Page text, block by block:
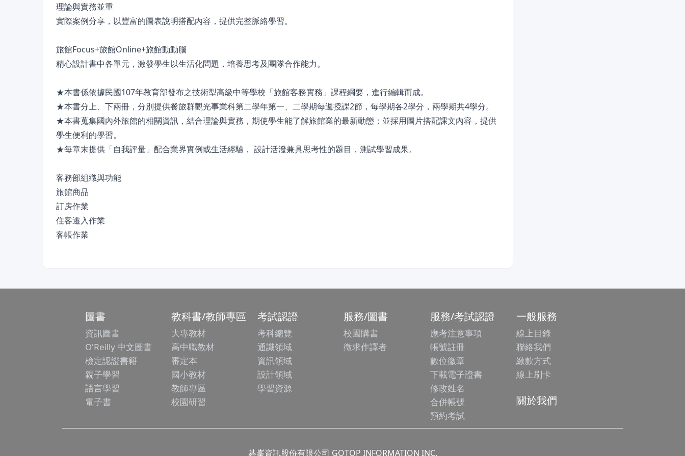
理論與實務並重
實際案例分享，以豐富的圖表說明搭配內容，提供完整脈絡學習。
旅館Focus+旅館Online+旅館動動腦
精心設計書中各單元，激發學生以生活化問題，培養思考及團隊合作能力。
★本書係依據民國107年教育部發布之技術型高級中等學校「旅館客務實務」課程綱要，進行編輯而成。
★本書分上、下兩冊，分別提供餐旅群觀光事業科第二學年第一、二學期每週授課2節，每學期各2學分，兩學期共4學分。
★本書蒐集國內外旅館的相關資訊，結合理論與實務，期使學生能了解旅館業的最新動態；並採用圖片搭配課文內容，提供
學生便利的學習。
★每章末提供「自我評量」配合業界實例或生活經驗， 設計活潑兼具思考性的題目，測試學習成果。
客務部組織與功能
旅館商品
訂房作業
住客遷入作業
客帳作業
圖書
資訊圖書
O'Reilly 中文圖書
檢定認證書籍
親子學習
語言學習
電子書
教科書/教師專區
大專教材
高中職教材
審定本
國小教材
教師專區
校園研習
考試認證
考科總覽
通識領域
資訊領域
設計領域
學習資源
服務/圖書
校園購書
徵求作譯者
服務/考試認證
應考注意事項
帳號註冊
數位徽章
下載電子證書
修改姓名
合併帳號
預約考試
一般服務
線上目錄
聯絡我們
繳款方式
線上刷卡
關於我們
碁峯資訊股份有限公司 GOTOP INFORMATION INC.